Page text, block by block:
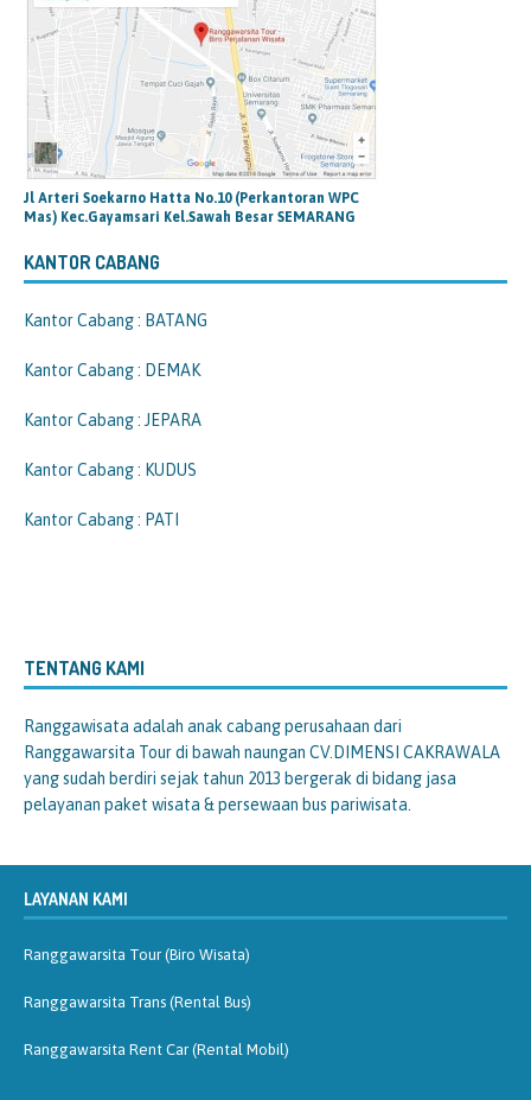
Jl Arteri Soekarno Hatta No.10 (Perkantoran WPC
Mas) Kec.Gayamsari Kel.Sawah Besar SEMARANG
KANTOR CABANG
Kantor Cabang : BATANG
Kantor Cabang : DEMAK
Kantor Cabang : JEPARA
Kantor Cabang : KUDUS
Kantor Cabang : PATI
TENTANG KAMI
Ranggawisata adalah anak cabang perusahaan dari
Ranggawarsita Tour di bawah naungan CV.DIMENSI CAKRAWALA
yang sudah berdiri sejak tahun 2013 bergerak di bidang jasa
pelayanan paket wisata & persewaan bus pariwisata.
LAYANAN KAMI
Ranggawarsita Tour (Biro Wisata)
Ranggawarsita Trans (Rental Bus)
Ranggawarsita Rent Car (Rental Mobil)